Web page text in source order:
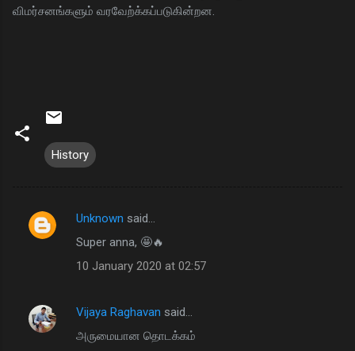
விமர்சனங்களும் வரவேற்க்கப்படுகின்றன.
History
C
e
Unknown said…
Super anna, 🤩🔥
10 January 2020 at 02:57
Vijaya Raghavan said…
அருமையான தொடக்கம்